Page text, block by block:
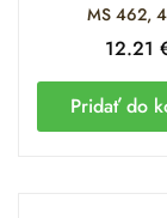
Palivo
MS 462,
12.21
Pridať do